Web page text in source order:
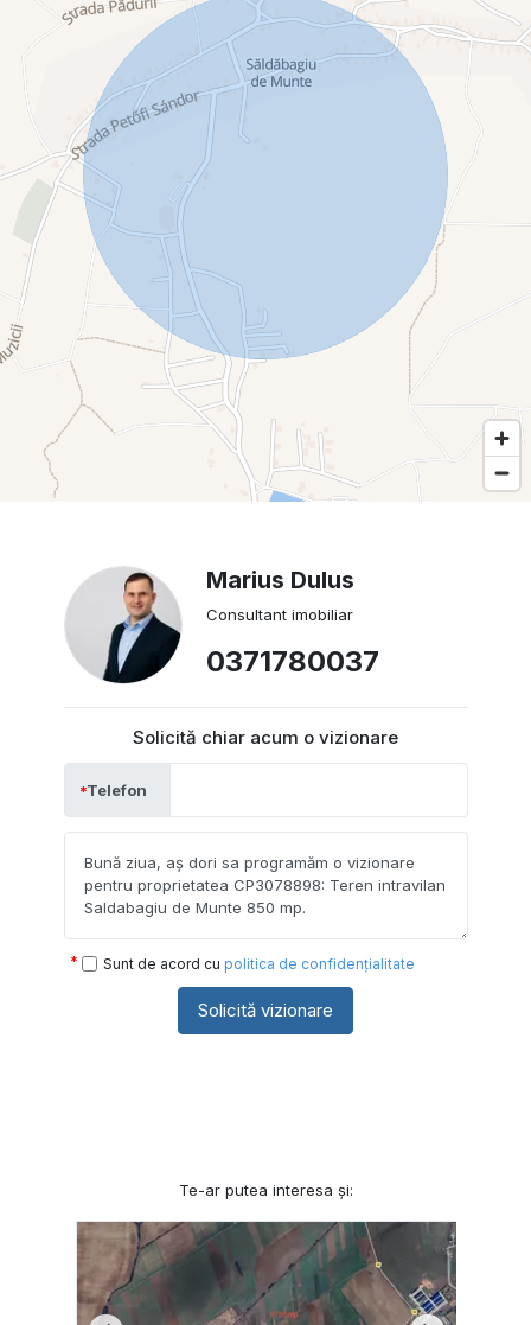
Marius Dulus
Consultant imobiliar
0371780037
Solicită chiar acum o vizionare
Telefon
Sunt de acord cu politica de confidențialitate
Solicită vizionare
Te-ar putea interesa și: